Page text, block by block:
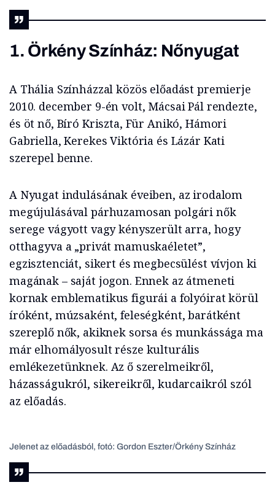
1. Örkény Színház: Nőnyugat
A Thália Színházzal közös előadást premierje
2010. december 9-én volt, Mácsai Pál rendezte,
és öt nő, Bíró Kriszta, Für Anikó, Hámori
Gabriella, Kerekes Viktória és Lázár Kati
szerepel benne.
A Nyugat indulásának éveiben, az irodalom
megújulásával párhuzamosan polgári nők
serege vágyott vagy kényszerült arra, hogy
otthagyva a „privát mamuskaéletet”,
egzisztenciát, sikert és megbecsülést vívjon ki
magának – saját jogon. Ennek az átmeneti
kornak emblematikus figurái a folyóirat körül
íróként, múzsaként, feleségként, barátként
szereplő nők, akiknek sorsa és munkássága ma
már elhomályosult része kulturális
emlékezetünknek. Az ő szerelmeikről,
házasságukról, sikereikről, kudarcaikról szól
az előadás.
Jelenet az előadásból, fotó: Gordon Eszter/Örkény Színház